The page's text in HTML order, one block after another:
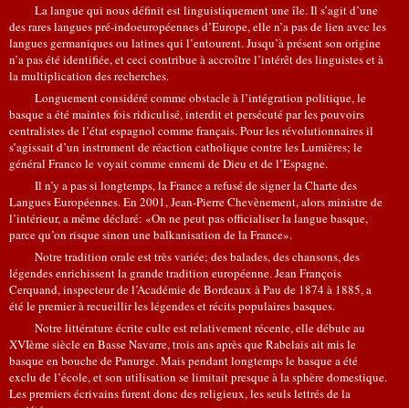
La langue qui nous définit est linguistiquement une île. Il s’agit d’une
des rares langues pré-indoeuropéennes d’Europe, elle n’a pas de lien avec les
langues germaniques ou latines qui l’entourent. Jusqu’à présent son origine
n’a pas été identifiée, et ceci contribue à accroître l’intérêt des linguistes et à
la multiplication des recherches.
Longuement considéré comme obstacle à l’intégration politique, le
basque a été maintes fois ridiculisé, interdit et persécuté par les pouvoirs
centralistes de l’état espagnol comme français. Pour les révolutionnaires il
s’agissait d’un instrument de réaction catholique contre les Lumières; le
général Franco le voyait comme ennemi de Dieu et de l’Espagne.
Il n’y a pas si longtemps, la France a refusé de signer la Charte des
Langues Européennes. En 2001, Jean-Pierre Chevènement, alors ministre de
l’intérieur, a même déclaré: «On ne peut pas officialiser la langue basque,
parce qu’on risque sinon une balkanisation de la France».
Notre tradition orale est très variée; des balades, des chansons, des
légendes enrichissent la grande tradition européenne. Jean François
Cerquand, inspecteur de l’Académie de Bordeaux à Pau de 1874 à 1885, a
été le premier à recueillir les légendes et récits populaires basques.
Notre littérature écrite culte est relativement récente, elle débute au
XVIème siècle en Basse Navarre, trois ans après que Rabelais ait mis le
basque en bouche de Panurge. Mais pendant longtemps le basque a été
exclu de l’école, et son utilisation se limitait presque à la sphère domestique.
Les premiers écrivains furent donc des religieux, les seuls lettrés de la